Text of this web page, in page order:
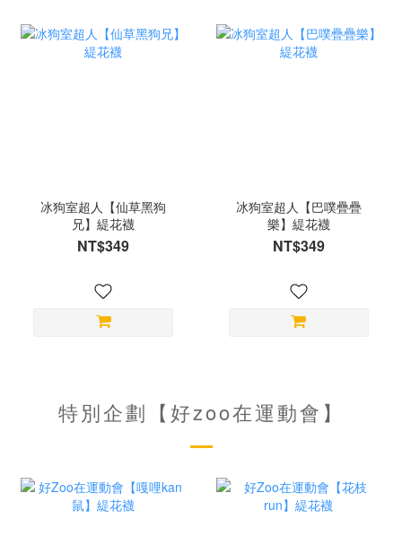
冰狗室超人【仙草黑狗
兄】緹花襪
NT$349
冰狗室超人【巴噗疊疊
樂】緹花襪
NT$349
特別企劃【好zoo在運動會】